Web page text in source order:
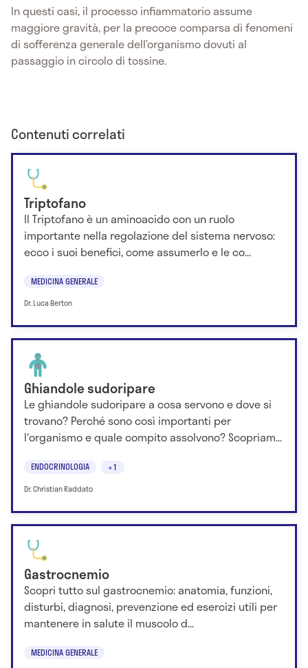
In questi casi, il processo infiammatorio assume
maggiore gravità, per la precoce comparsa di fenomeni
di sofferenza generale dell’organismo dovuti al
passaggio in circolo di tossine.
Contenuti correlati
Triptofano
Il Triptofano è un aminoacido con un ruolo
importante nella regolazione del sistema nervoso:
ecco i suoi benefici, come assumerlo e le co...
MEDICINA GENERALE
Dr. Luca Berton
Ghiandole sudoripare
Le ghiandole sudoripare a cosa servono e dove si
trovano? Perché sono così importanti per
l'organismo e quale compito assolvono? Scopriam...
ENDOCRINOLOGIA +1
Dr. Christian Raddato
Gastrocnemio
Scopri tutto sul gastrocnemio: anatomia, funzioni,
disturbi, diagnosi, prevenzione ed esercizi utili per
mantenere in salute il muscolo d...
MEDICINA GENERALE